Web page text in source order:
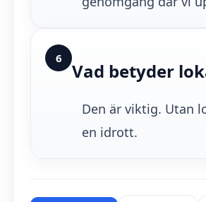
6
Vad betyder
Den är viktig. Utan
en idrott.